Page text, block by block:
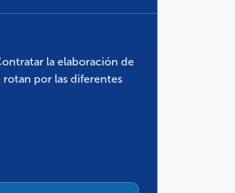
la elaboración de
por las diferentes